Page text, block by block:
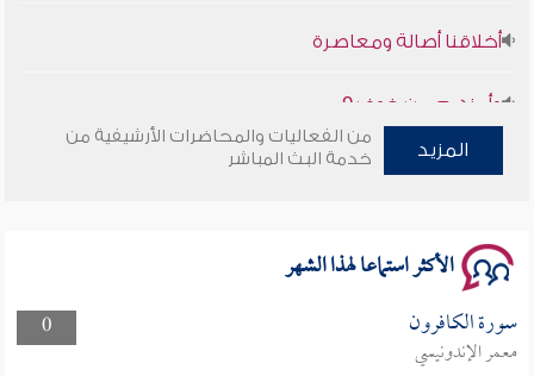
سلسلة محاضرات نفحات رمضانية 1444هـ
المزيد
من الفعاليات والمحاضرات الأرشيفية من
خدمة البث المباشر
الأكثر استماعا لهذا الشهر
0 سورة الكافرون
معمر الإندونيسي